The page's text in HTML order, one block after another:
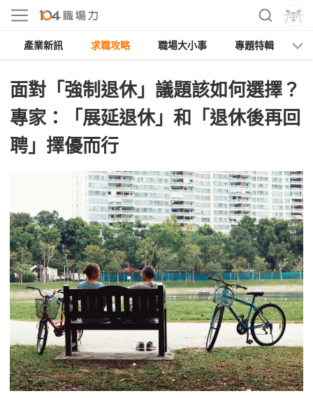
產業新訊 求職攻略 職場大小事 專題特輯
面對「強制退休」議題該如何選擇？
專家：「展延退休」和「退休後再回
聘」擇優而行